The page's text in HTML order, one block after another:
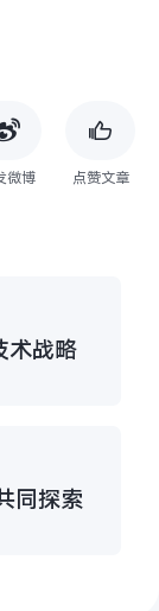
微博 点赞文章
术战略
同探索